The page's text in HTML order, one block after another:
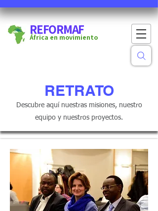
REFORMAF
África en movimiento
RETRATO
Descubre aquí nuestras misiones, nuestro
equipo y nuestros proyectos.